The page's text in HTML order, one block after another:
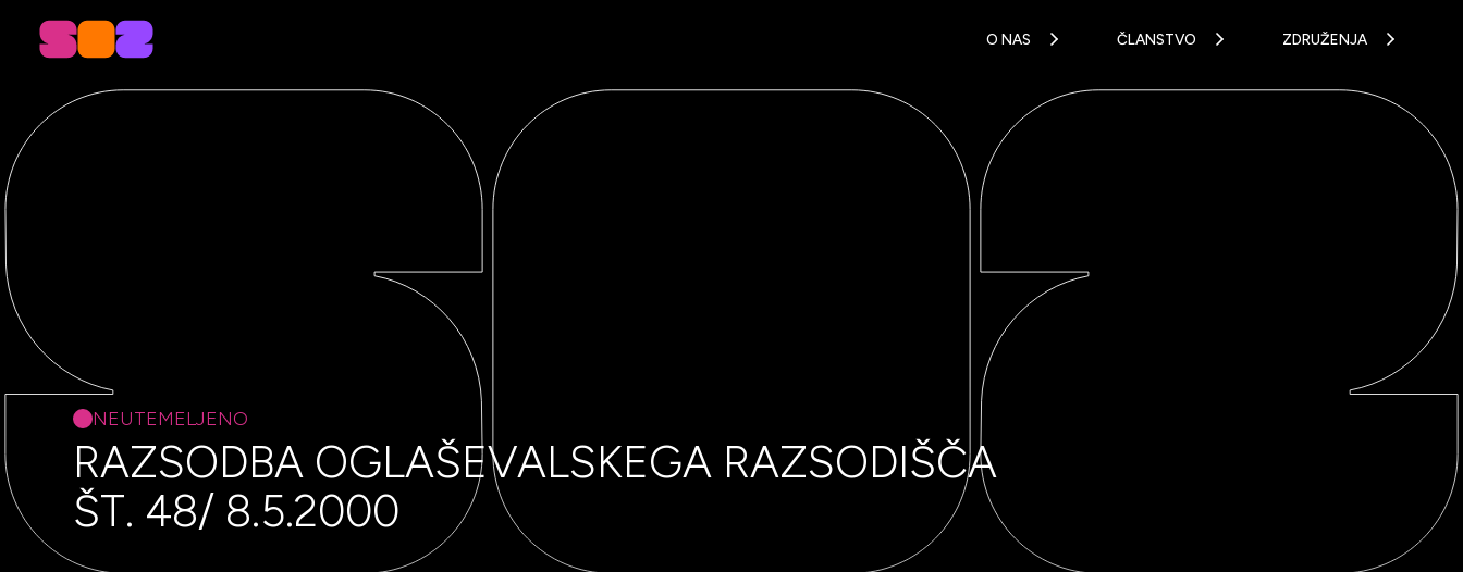
O NAS ČLANSTVO ZDRUŽENJA
NEUTEMELJENO
RAZSODBA OGLAŠEVALSKEGA RAZSODIŠČA
ŠT. 48/ 8.5.2000